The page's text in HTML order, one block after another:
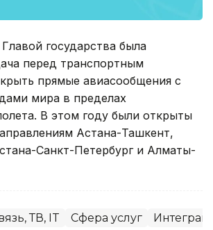
государства была
перед транспортным
прямые авиасообщения с
мира в пределах
В этом году были открыты
Астана-Ташкент,
Санкт-Петербург и Алматы-
ТВ, IT Сфера услуг